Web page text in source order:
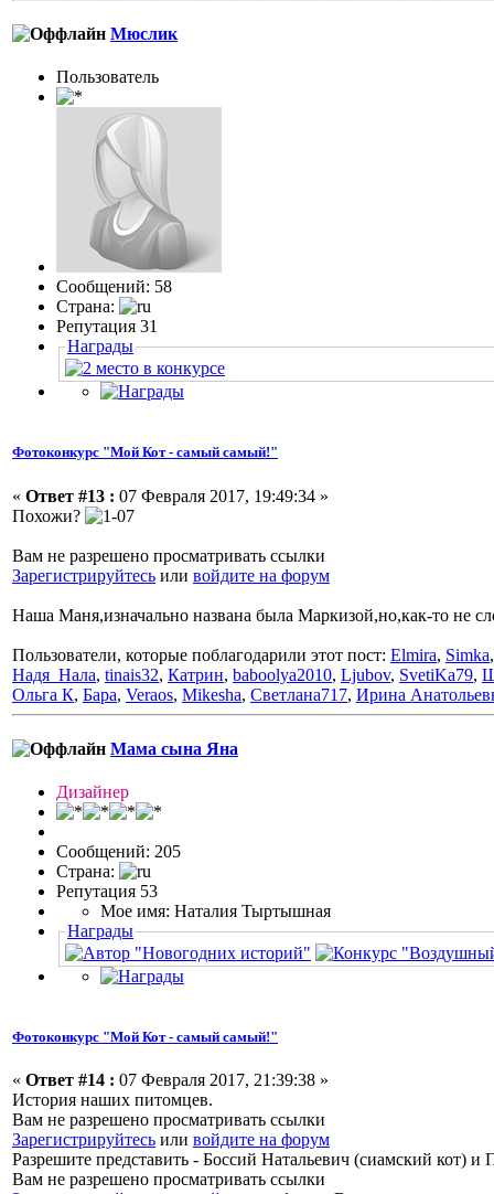
Мюслик
Пользовaтeль
Сообщений: 58
Страна:
Репутация 31
Награды
Фотоконкурс "Мой Кот - самый самый!"
« Ответ #13 : 07 Февраля 2017, 19:49:34 »
Похожи?
Вам не разрешено просматривать ссылки
Зарегистрируйтесь или войдите на форум
Наша Маня,изначально названа была Маркизой,но,как-то не
Пользователи, которые поблагодарили этот пост: Elmira, Simka
Надя_Нала, tinais32, Катрин, baboolya2010, Ljubov, SvetiKa79,
Ольга К, Бара, Veraos, Mikesha, Светлана717, Ирина
Мама сына Яна
Дизайнер
Сообщений: 205
Страна:
Репутация 53
Мое имя: Наталия Тыртышная
Награды
Фотоконкурс "Мой Кот - самый самый!"
« Ответ #14 : 07 Февраля 2017, 21:39:38 »
История наших питомцев.
Вам не разрешено просматривать ссылки
Зарегистрируйтесь или войдите на форум
Разрешите представить - Боссий Натальевич (сиамский кот)
Вам не разрешено просматривать ссылки